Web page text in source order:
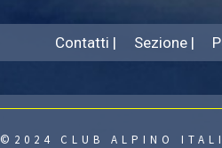
Contatti | Sezione |
©2024 CLUB ALPINO